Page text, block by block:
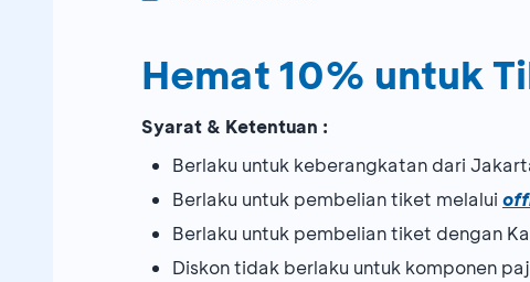
Hemat 10% untuk
Syarat & Ketentuan :
Berlaku untuk keberangkatan dari
Berlaku untuk pembelian tiket melalui
Berlaku untuk pembelian tiket dengan
Diskon tidak berlaku untuk komponen